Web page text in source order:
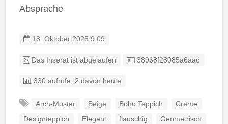
Absprache
18. Oktober 2025 9:09
Das Inserat ist abgelaufen Eintrag-ID:
38968f28085a6aac
330 aufrufe, 2 davon heute
Arch-Muster Beige Boho Teppich Creme
Designteppich Elegant flauschig Geometrisch